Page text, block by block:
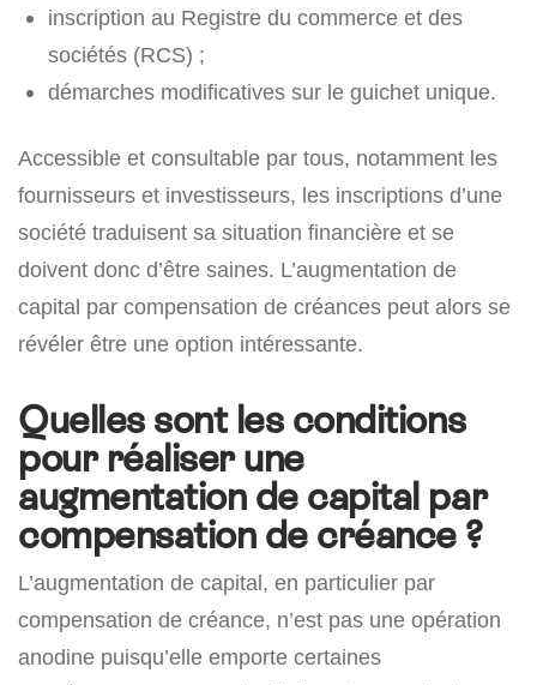
inscription au Registre du commerce et des
sociétés (RCS) ;
démarches modificatives sur le guichet unique.
Accessible et consultable par tous, notamment les
fournisseurs et investisseurs, les inscriptions d’une
société traduisent sa situation financière et se
doivent donc d’être saines. L’augmentation de
capital par compensation de créances peut alors se
révéler être une option intéressante.
Quelles sont les conditions
pour réaliser une
augmentation de capital par
compensation de créance ?
L’augmentation de capital, en particulier par
compensation de créance, n’est pas une opération
anodine puisqu’elle emporte certaines